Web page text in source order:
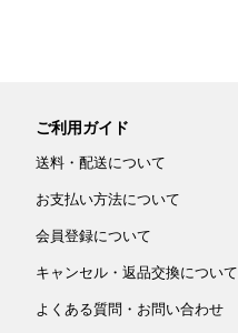
ご利用ガイド
送料・配送について
お支払い方法について
会員登録について
キャンセル・返品交換について
よくある質問・お問い合わせ